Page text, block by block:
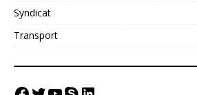
Syndicat
Transport